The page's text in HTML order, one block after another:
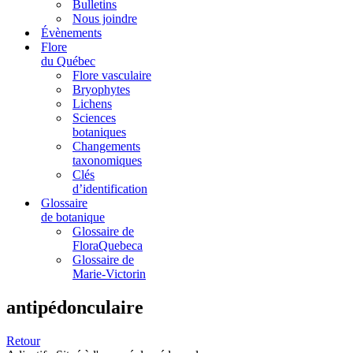
Bulletins
Nous joindre
Évènements
Flore
du Québec
Flore vasculaire
Bryophytes
Lichens
Sciences
botaniques
Changements
taxonomiques
Clés
d’identification
Glossaire
de botanique
Glossaire de
FloraQuebeca
Glossaire de
Marie-Victorin
antipédonculaire
Retour